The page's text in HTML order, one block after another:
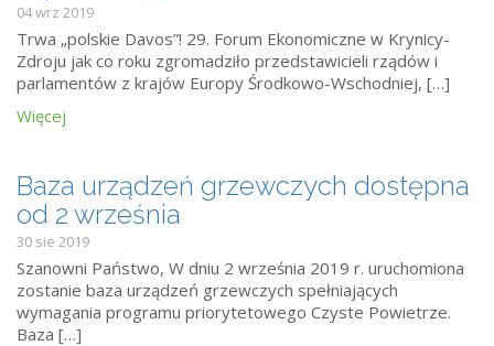
04 wrz 2019
Trwa „polskie Davos”! 29. Forum Ekonomiczne w Krynicy-
Zdroju jak co roku zgromadziło przedstawicieli rządów i
parlamentów z krajów Europy Środkowo-Wschodniej, […]
Więcej
Baza urządzeń grzewczych dostępna
od 2 września
30 sie 2019
Szanowni Państwo, W dniu 2 września 2019 r. uruchomiona
zostanie baza urządzeń grzewczych spełniających
wymagania programu priorytetowego Czyste Powietrze.
Baza […]